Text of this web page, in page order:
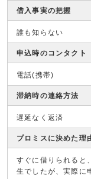
借入事実の把握
誰も知らない
申込時のコンタクト
電話(携帯)
滞納時の連絡方法
遅延なく返済
プロミスに決めた理
すぐに借りられると
生でしたが、実際に